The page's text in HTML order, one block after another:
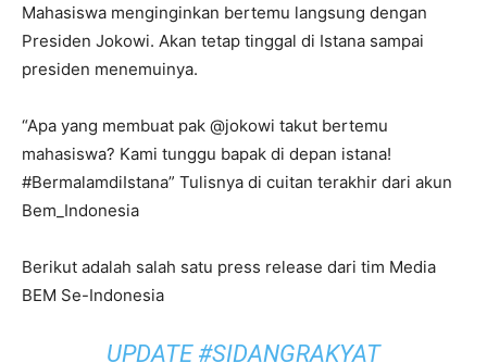
Mahasiswa menginginkan bertemu langsung dengan
Presiden Jokowi. Akan tetap tinggal di Istana sampai
presiden menemuinya.
“Apa yang membuat pak @jokowi takut bertemu
mahasiswa? Kami tunggu bapak di depan istana!
#BermalamdiIstana” Tulisnya di cuitan terakhir dari akun
Bem_Indonesia
Berikut adalah salah satu press release dari tim Media
BEM Se-Indonesia
UPDATE #SIDANGRAKYAT